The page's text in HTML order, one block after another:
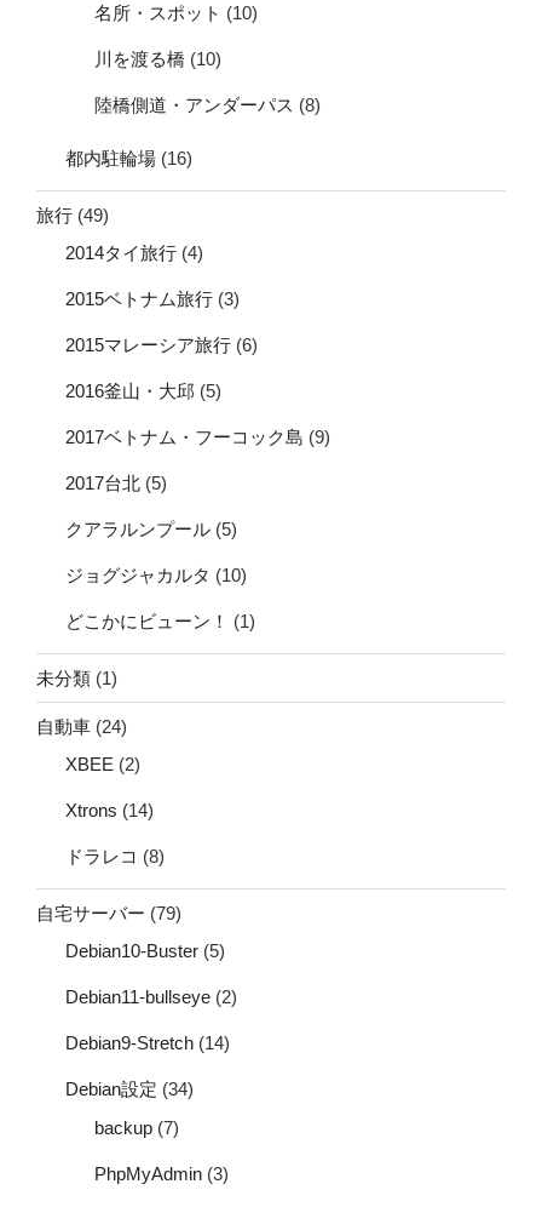
名所・スポット (10)
川を渡る橋 (10)
陸橋側道・アンダーパス (8)
都内駐輪場 (16)
旅行 (49)
2014タイ旅行 (4)
2015ベトナム旅行 (3)
2015マレーシア旅行 (6)
2016釜山・大邱 (5)
2017ベトナム・フーコック島 (9)
2017台北 (5)
クアラルンプール (5)
ジョグジャカルタ (10)
どこかにビューン！ (1)
未分類 (1)
自動車 (24)
XBEE (2)
Xtrons (14)
ドラレコ (8)
自宅サーバー (79)
Debian10-Buster (5)
Debian11-bullseye (2)
Debian9-Stretch (14)
Debian設定 (34)
backup (7)
PhpMyAdmin (3)